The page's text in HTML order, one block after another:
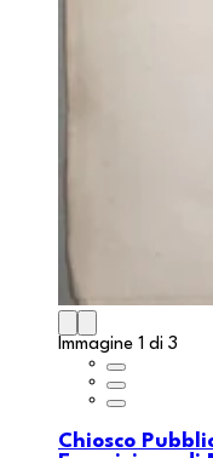
Immagine 1 di 3
Chiosco